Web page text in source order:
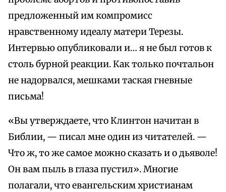
предложенный им компромисс
нравственному идеалу матери Терезы.
Интервью опубликовали и… я не был готов к
столь бурной реакции. Как только почтальон
не надорвался, мешками таская гневные
письма!
«Вы утверждаете, что Клинтон начитан в
Библии, — писал мне один из читателей. —
Что ж, то же самое можно сказать и о дьяволе!
Он вам пыль в глаза пустил». Многие
полагали, что евангельским христианам